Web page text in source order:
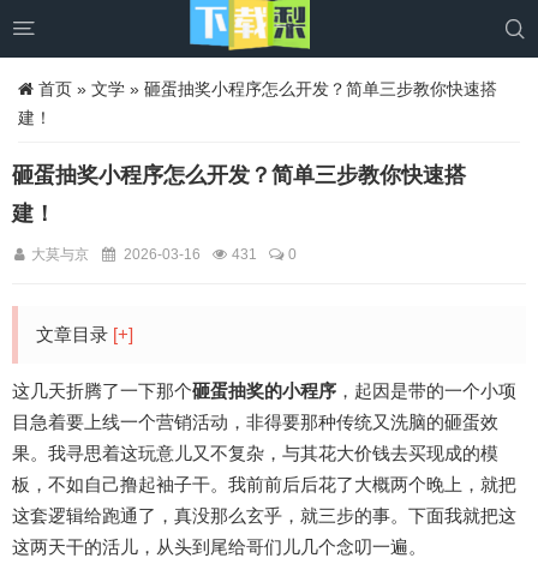
 
首页 » 文学 » 砸蛋抽奖小程序怎么开发？简单三步教你快速搭
建！
砸蛋抽奖小程序怎么开发？简单三步教你快速搭
建！
大莫与京 2026-03-16 431 0
文章目录 [+]
这几天折腾了一下那个砸蛋抽奖的小程序 ，起因是带的一个小项
目急着要上线一个营销活动，非得要那种传统又洗脑的砸蛋效
果。我寻思着这玩意儿又不复杂，与其花大价钱去买现成的模
板，不如自己撸起袖子干。我前前后后花了大概两个晚上，就把
这套逻辑给跑通了，真没那么玄乎，就三步的事。下面我就把这
这两天干的活儿，从头到尾给哥们儿几个念叨一遍。